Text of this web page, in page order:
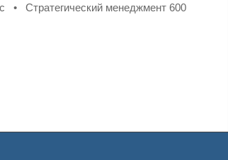
Стратегический менеджмент 600